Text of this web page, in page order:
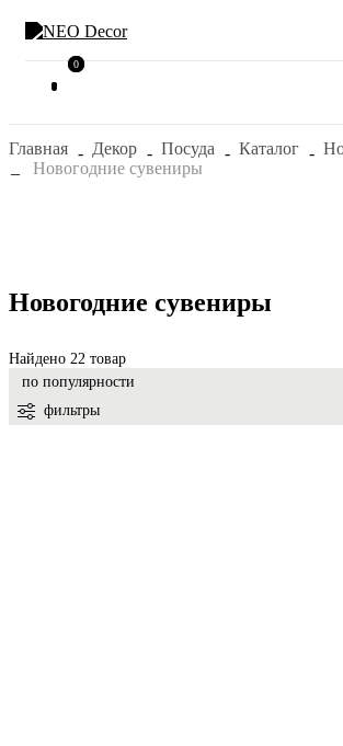
0
0
Главная Декор Посуда Каталог
Новогодние сувениры
Новогодние сувениры
Найдено 22 товар
по популярности
фильтры